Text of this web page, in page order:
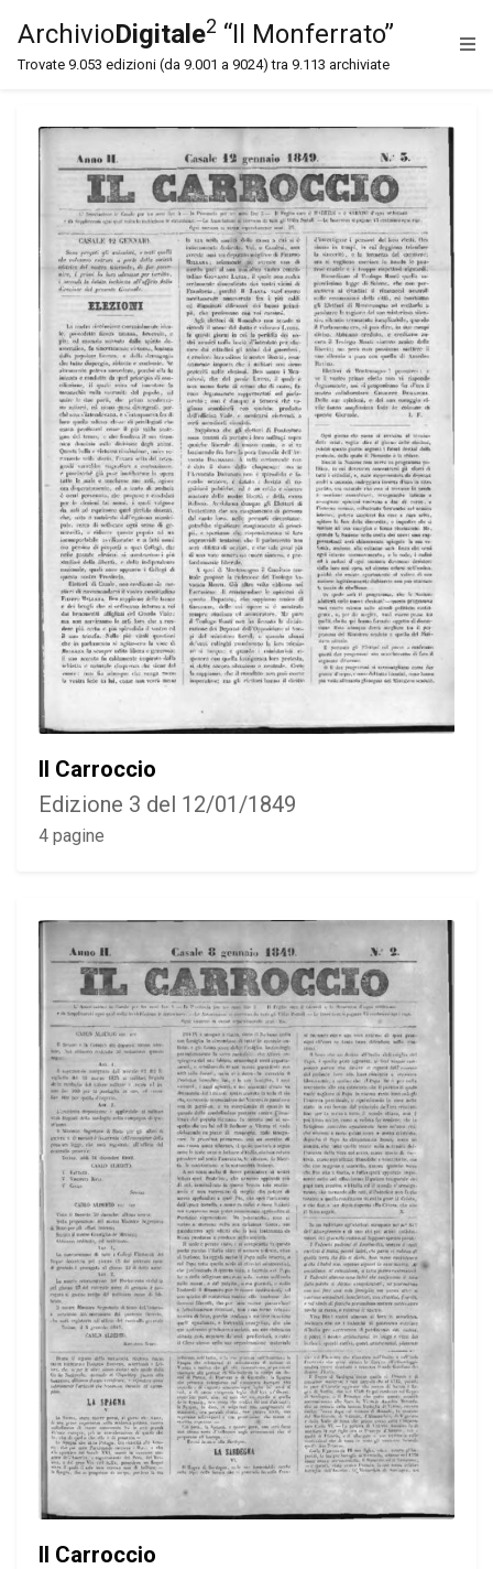
ArchivioDigitale2 “Il Monferrato”
Trovate 9.053 edizioni (da 9.001 a 9024) tra 9.113 archiviate
Il Carroccio
Edizione 3 del 12/01/1849
4 pagine
Il Carroccio